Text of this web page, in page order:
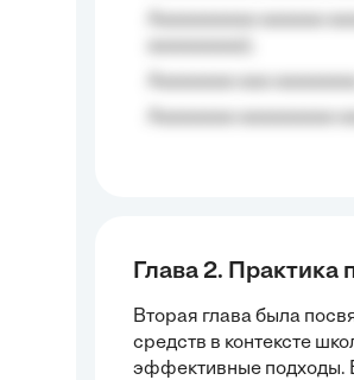
Глава 2. Практика
Вторая глава была
средств в контексте
эффективные подходы.